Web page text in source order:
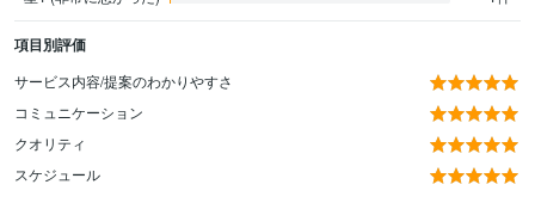
項目別評価
サービス内容/提案のわかりやすさ
コミュニケーション
クオリティ
スケジュール